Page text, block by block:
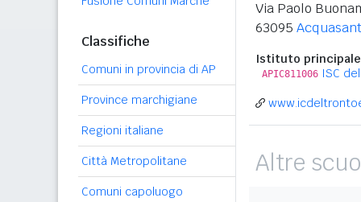
Classifiche
Comuni in provincia di AP
Province marchigiane
Regioni italiane
Città Metropolitane
Comuni capoluogo
Via Paolo
63095
Istituto
APIC811006 ISC
Altre